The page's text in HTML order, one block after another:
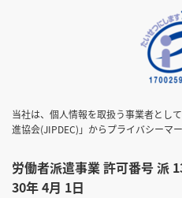
当社は、個人情報を取扱う事業者とし
進協会(JIPDEC)」からプライバシーマ
労働者派遣事業 許可番号 派
30年 4月 1日